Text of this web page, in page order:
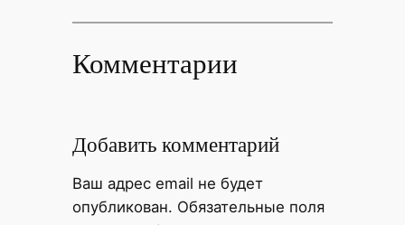
Комментарии
Добавить комментарий
Ваш адрес email не будет
опубликован. Обязательные поля